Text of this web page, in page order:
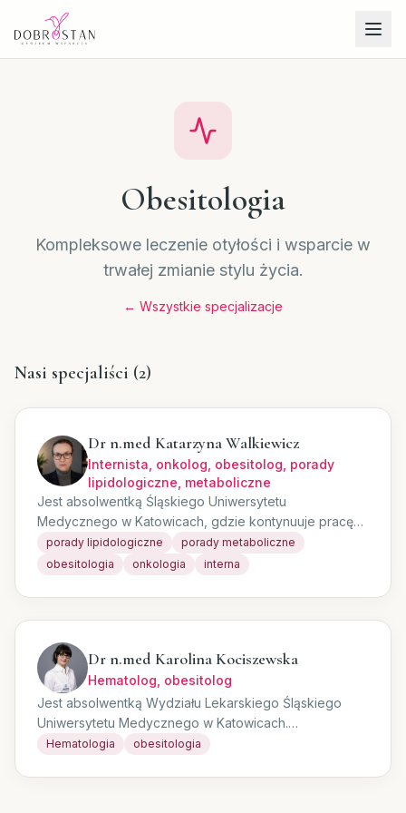
Obesitologia
Kompleksowe leczenie otyłości i wsparcie w
trwałej zmianie stylu życia.
← Wszystkie specjalizacje
Nasi specjaliści (2)
Dr n.med Katarzyna Walkiewicz
Internista, onkolog, obesitolog, porady
lipidologiczne, metaboliczne
Jest absolwentką Śląskiego Uniwersytetu
Medycznego w Katowicach, gdzie kontynuuje pracę
badawczo dydaktyczną. Specjalistka chorób
wewnętrznych i onkologii klinicznej. Certyfikowany
Otyłości, aktualnie w trakcie certyfikacji przez Polskie
Towarzystwo Lipidologiczne. Ukończyła również kurs
psychodietetyki. Udziela porad pacjentom dorosłym w
zakresie: - diagnostyki i leczenia otyłości —
modyfikacja stylu życia, farmakoterapia oraz ocena
wskazań do leczenia bariatrycznego, - chorób
metabolicznych — diagnostyka i leczenie stanów
przedcukrzycowych, hipoglikemii reaktywnej oraz
policystycznych jajników (PCOS), wielogruczołowego
porady lipidologiczne
porady metaboliczne
obesitologia
onkologia interna
Dr n.med Karolina Kociszewska
Hematolog, obesitolog
Jest absolwentką Wydziału Lekarskiego Śląskiego
Uniwersytetu Medycznego w Katowicach.
Doświadczenie w dziedzinie hematologii zdobywała
Hematologia obesitologia